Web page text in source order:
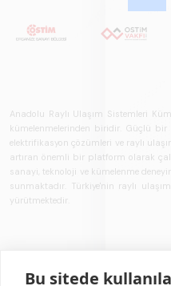
Anadolu Raylı Ulaşım Sistemleri
kümelenmelerinden biridir. Güçlü
elektrifikasyon çözümleri ve raylı
artıran önemli bir platform olarak
sanayi, teknoloji ve kümelenme
sunmaktadır. Türkiye'nin raylı
yürütmektedir.
Bu sitede